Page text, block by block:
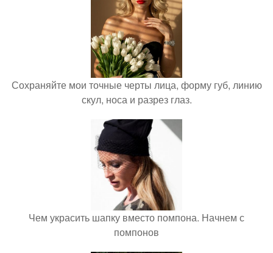
Сохраняйте мои точные черты лица, форму губ, линию
скул, носа и разрез глаз.
Чем украсить шапку вместо помпона. Начнем с
помпонов